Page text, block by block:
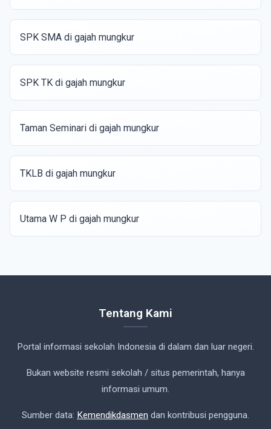
SPK SMA di gajah mungkur
SPK TK di gajah mungkur
Taman Seminari di gajah mungkur
TKLB di gajah mungkur
Utama W P di gajah mungkur
Tentang Kami
Portal informasi sekolah Indonesia di dalam dan luar negeri.
Bukan website resmi sekolah / situs pemerintah, hanya
informasi umum.
Sumber data: Kemendikdasmen dan kontribusi pengguna.